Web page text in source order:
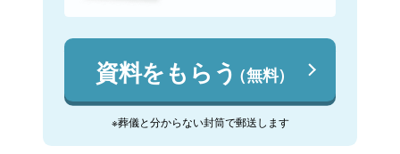
資料をもらう（無料）
※葬儀と分からない封筒で郵送します